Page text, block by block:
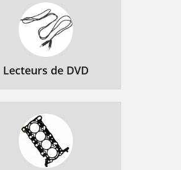
Lecteurs de DVD